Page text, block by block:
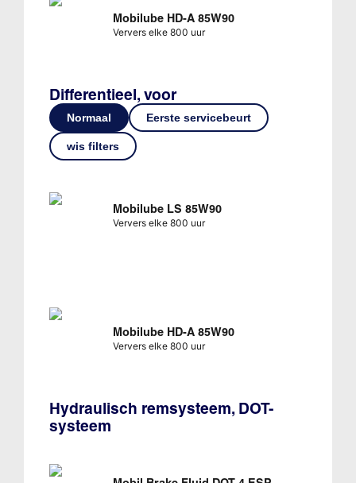
Mobilube HD-A 85W90
Ververs elke 800 uur
Differentieel, voor
Normaal Eerste servicebeurt
wis filters
Mobilube LS 85W90
Ververs elke 800 uur
Mobilube HD-A 85W90
Ververs elke 800 uur
Hydraulisch remsysteem, DOT-
systeem